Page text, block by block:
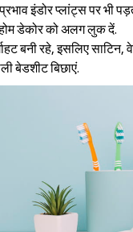
इंडोर प्लांट्स पर भी
डेकोर को अलग लुक दें.
बनी रहे, इसलिए
बेडशीट बिछाएं.